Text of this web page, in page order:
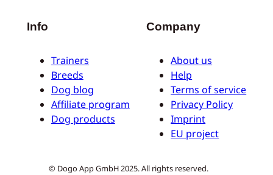
Info
Trainers
Breeds
Dog blog
Affiliate program
Dog products
Company
About us
Help
Terms of service
Privacy Policy
Imprint
EU project
© Dogo App GmbH 2025. All rights reserved.